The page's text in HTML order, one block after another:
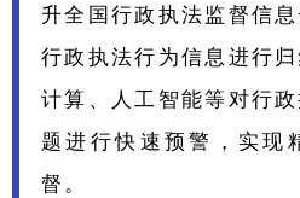
升全国行政执法监督信
行政执法行为信息进行
计算、人工智能等对行
题进行快速预警，实现
督。